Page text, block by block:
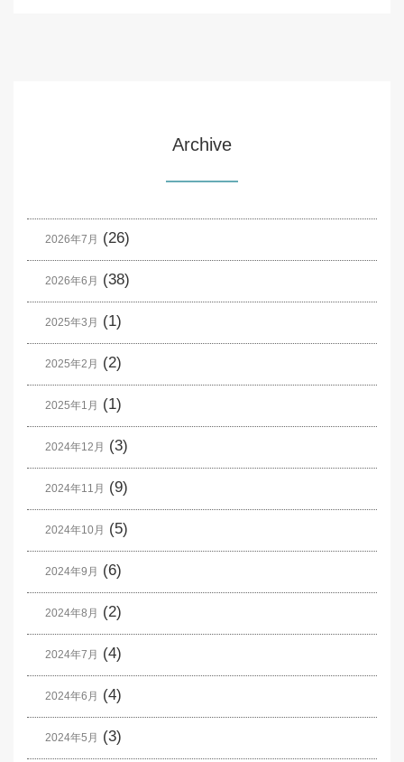
Archive
2026年7月 (26)
2026年6月 (38)
2025年3月 (1)
2025年2月 (2)
2025年1月 (1)
2024年12月 (3)
2024年11月 (9)
2024年10月 (5)
2024年9月 (6)
2024年8月 (2)
2024年7月 (4)
2024年6月 (4)
2024年5月 (3)